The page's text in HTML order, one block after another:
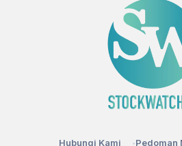
Hubungi Kami Pedoman